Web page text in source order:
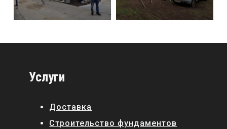
Услуги
Доставка
Строительство фундаментов